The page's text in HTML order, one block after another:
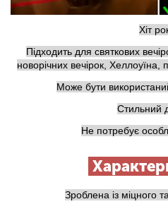
Хіт
Підходить для святкових
новорічних вечірок, Хеллоуїна,
Може бути
Стильний
Не потребує
Зроблена із міцного